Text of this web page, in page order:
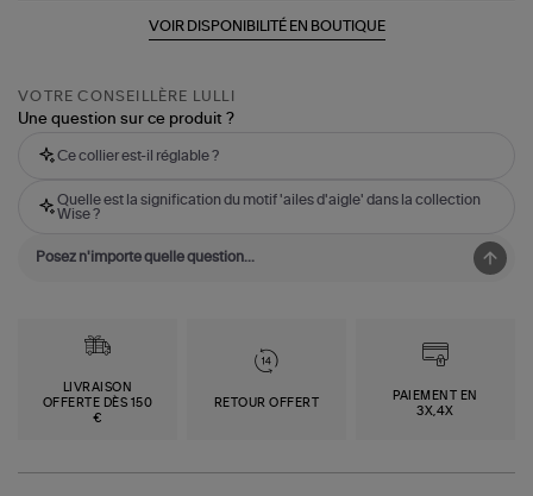
VOIR DISPONIBILITÉ EN BOUTIQUE
VOTRE CONSEILLÈRE LULLI
Une question sur ce produit ?
Ce collier est-il réglable ?
Quelle est la signification du motif 'ailes d'aigle' dans la collection
Wise ?
LIVRAISON
OFFERTE DÈS 150
€
RETOUR OFFERT
PAIEMENT EN
3X,4X